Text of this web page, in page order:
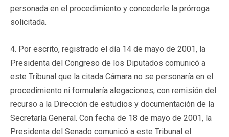
personada en el procedimiento y concederle la prórroga
solicitada.
4. Por escrito, registrado el día 14 de mayo de 2001, la
Presidenta del Congreso de los Diputados comunicó a
este Tribunal que la citada Cámara no se personaría en el
procedimiento ni formularía alegaciones, con remisión del
recurso a la Dirección de estudios y documentación de la
Secretaría General. Con fecha de 18 de mayo de 2001, la
Presidenta del Senado comunicó a este Tribunal el